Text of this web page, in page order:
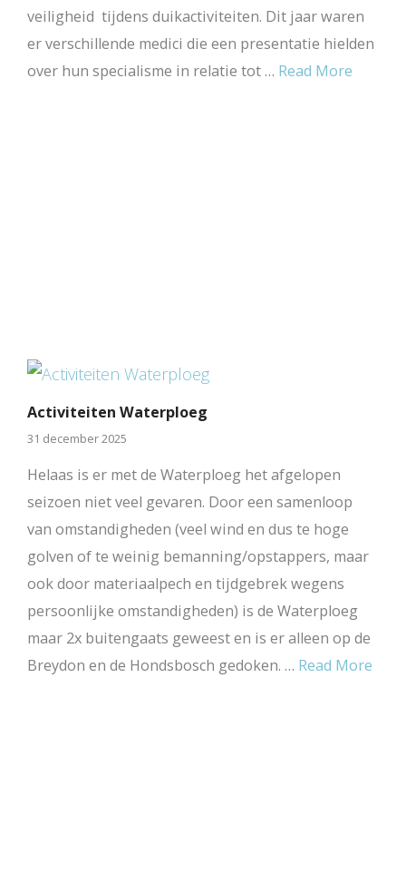
veiligheid tijdens duikactiviteiten. Dit jaar waren
er verschillende medici die een presentatie hielden
over hun specialisme in relatie tot … Read More
Activiteiten Waterploeg
31 december 2025
Helaas is er met de Waterploeg het afgelopen
seizoen niet veel gevaren. Door een samenloop
van omstandigheden (veel wind en dus te hoge
golven of te weinig bemanning/opstappers, maar
ook door materiaalpech en tijdgebrek wegens
persoonlijke omstandigheden) is de Waterploeg
maar 2x buitengaats geweest en is er alleen op de
Breydon en de Hondsbosch gedoken. … Read More